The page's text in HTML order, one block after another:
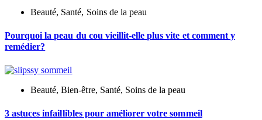
Beauté, Santé, Soins de la peau
Pourquoi la peau du cou vieillit-elle plus vite et comment y
remédier?
Beauté,Bien-être, Santé, Soins de la peau
3 astuces infaillibles pour améliorer votre sommeil